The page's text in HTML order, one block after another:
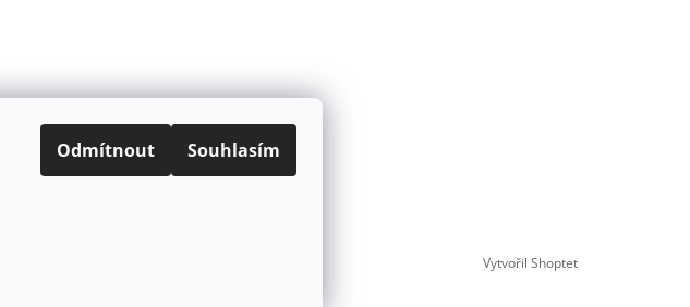
Odmítnout Souhlasím
Vytvořil Shoptet